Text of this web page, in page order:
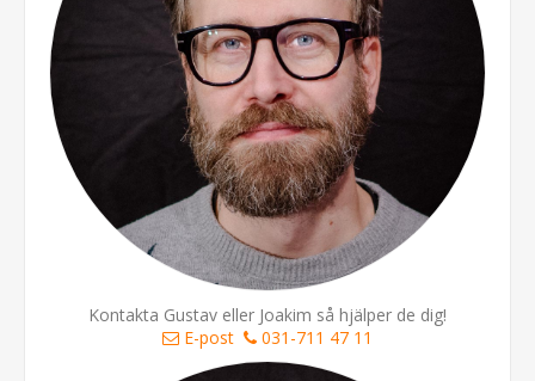
Kontakta Gustav eller Joakim så hjälper de dig!
E-post
031-711 47 11